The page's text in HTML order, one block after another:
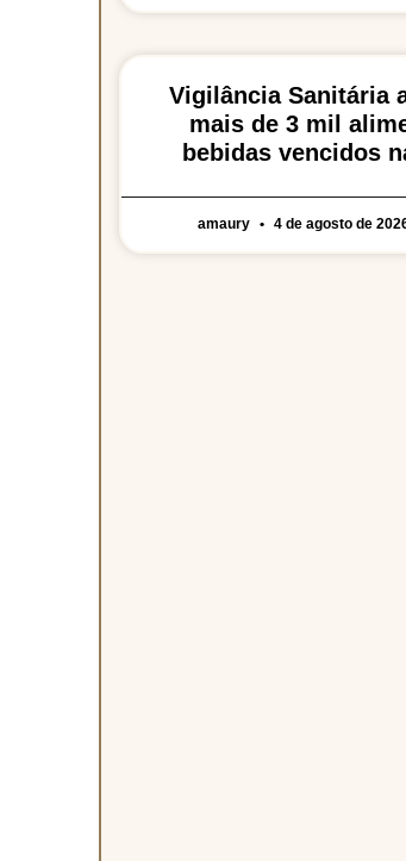
Vigilância Sanitária
mais de 3 mil
bebidas vencidos
amaury 4 de agosto de